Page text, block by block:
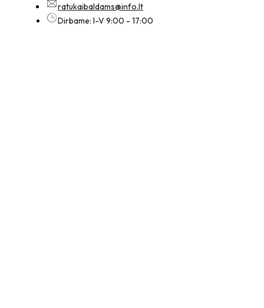
ratukaibaldams@info.lt
Dirbame: I-V 9:00 - 17:00